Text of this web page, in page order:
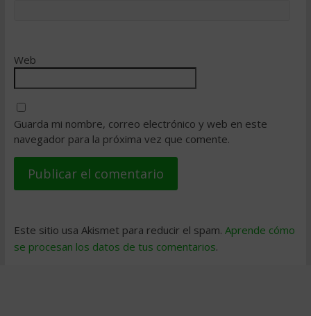
Web
Guarda mi nombre, correo electrónico y web en este
navegador para la próxima vez que comente.
Este sitio usa Akismet para reducir el spam. Aprende cómo
se procesan los datos de tus comentarios.